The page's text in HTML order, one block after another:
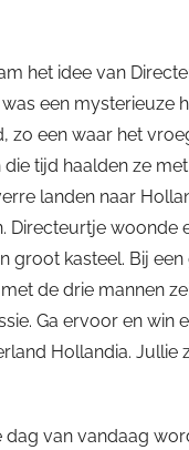
het idee van
een mysterieuze
zo een waar het
die tijd haalden ze
landen naar
Directeurtje woonde
groot kasteel. Bij
de drie mannen
Ga ervoor en win
Hollandia. Jullie
dag van vandaag